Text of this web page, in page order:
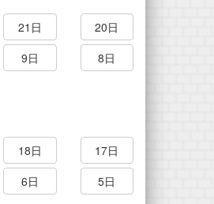
21日
20日
9日
8日
18日
17日
6日 5日